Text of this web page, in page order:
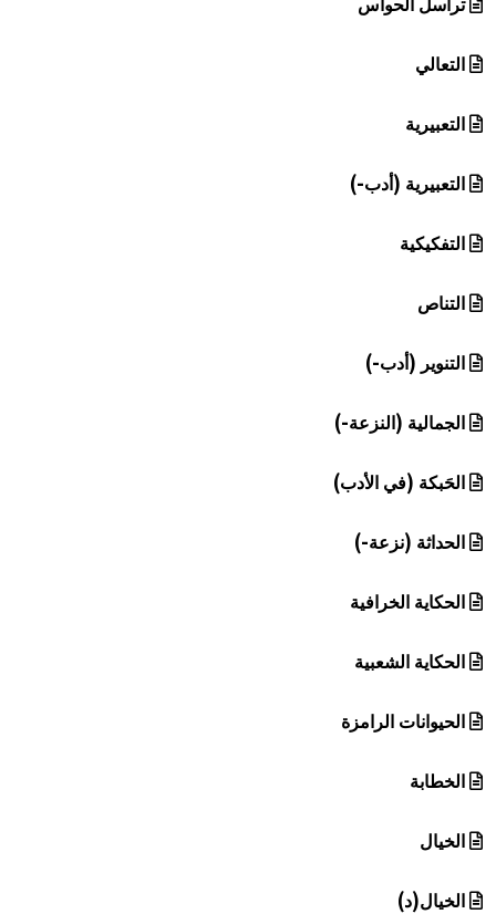
تراسل الحواس
التعالي
التعبيرية
التعبيرية (أدب-)
التفكيكية
التناص
التنوير (أدب-)
الجمالية (النزعة-)
الحَبكة (في الأدب)
الحداثة (نزعة-)
الحكاية الخرافية
الحكاية الشعبية
الحيوانات الرامزة
الخطابة
الخيال
الخيال(د)